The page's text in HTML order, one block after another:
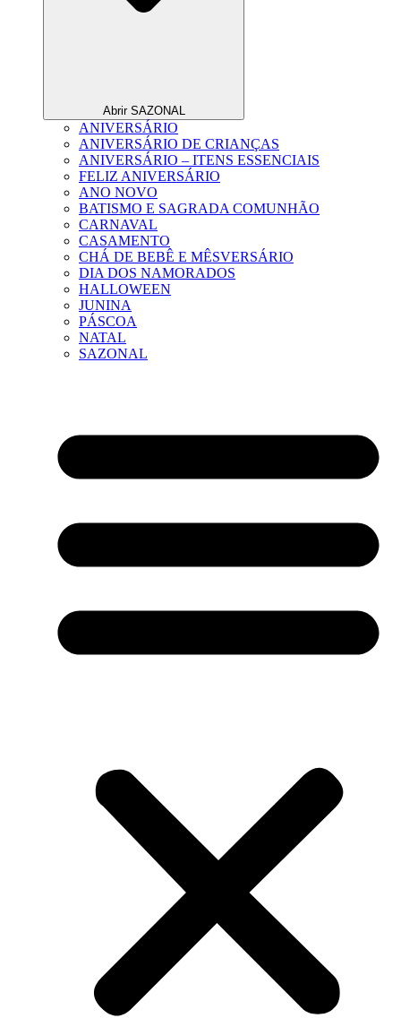
Abrir SAZONAL
ANIVERSÁRIO
ANIVERSÁRIO DE CRIANÇAS
ANIVERSÁRIO – ITENS ESSENCIAIS
FELIZ ANIVERSÁRIO
ANO NOVO
BATISMO E SAGRADA COMUNHÃO
CARNAVAL
CASAMENTO
CHÁ DE BEBÊ E MÊSVERSÁRIO
DIA DOS NAMORADOS
HALLOWEEN
JUNINA
PÁSCOA
NATAL
SAZONAL